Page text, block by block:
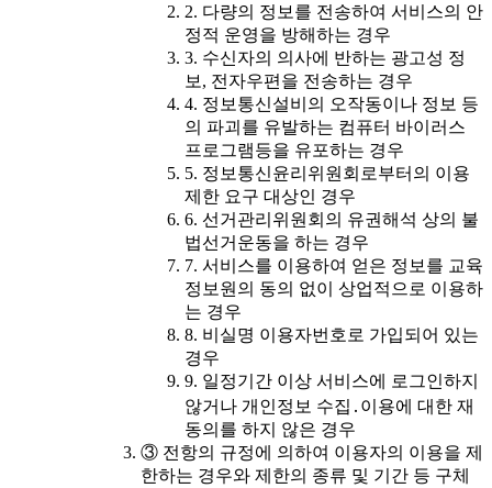
2. 다량의 정보를 전송하여 서비스의 안
정적 운영을 방해하는 경우
3. 수신자의 의사에 반하는 광고성 정
보, 전자우편을 전송하는 경우
4. 정보통신설비의 오작동이나 정보 등
의 파괴를 유발하는 컴퓨터 바이러스
프로그램등을 유포하는 경우
5. 정보통신윤리위원회로부터의 이용
제한 요구 대상인 경우
6. 선거관리위원회의 유권해석 상의 불
법선거운동을 하는 경우
7. 서비스를 이용하여 얻은 정보를 교육
정보원의 동의 없이 상업적으로 이용하
는 경우
8. 비실명 이용자번호로 가입되어 있는
경우
9. 일정기간 이상 서비스에 로그인하지
않거나 개인정보 수집․이용에 대한 재
동의를 하지 않은 경우
③ 전항의 규정에 의하여 이용자의 이용을 제
한하는 경우와 제한의 종류 및 기간 등 구체